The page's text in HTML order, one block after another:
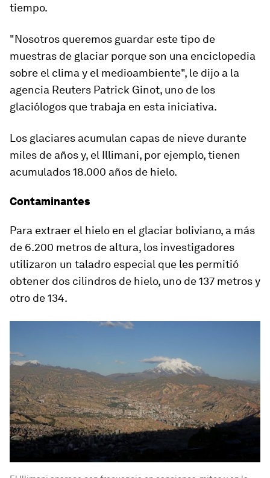
tiempo.
"Nosotros queremos guardar este tipo de
muestras de glaciar porque son una enciclopedia
sobre el clima y el medioambiente", le dijo a la
agencia Reuters Patrick Ginot, uno de los
glaciólogos que trabaja en esta iniciativa.
Los glaciares acumulan capas de nieve durante
miles de añosy, el Illimani, por ejemplo, tienen
acumulados 18.000 años de hielo.
Contaminantes
Para extraer el hielo en el glaciar boliviano, a más
de 6.200 metros de altura, los investigadores
utilizaron un taladro especial que les permitió
obtener dos cilindros de hielo, uno de 137 metros y
otro de 134.